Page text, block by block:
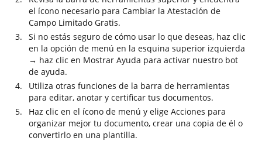
el ícono necesario para Cambiar la Atestación de
Campo Limitado Gratis.
Si no estás seguro de cómo usar lo que deseas, haz clic
en la opción de menú en la esquina superior izquierda
→ haz clic en Mostrar Ayuda para activar nuestro bot
de ayuda.
Utiliza otras funciones de la barra de herramientas
para editar, anotar y certificar tus documentos.
Haz clic en el ícono de menú y elige Acciones para
organizar mejor tu documento, crear una copia de él o
convertirlo en una plantilla.